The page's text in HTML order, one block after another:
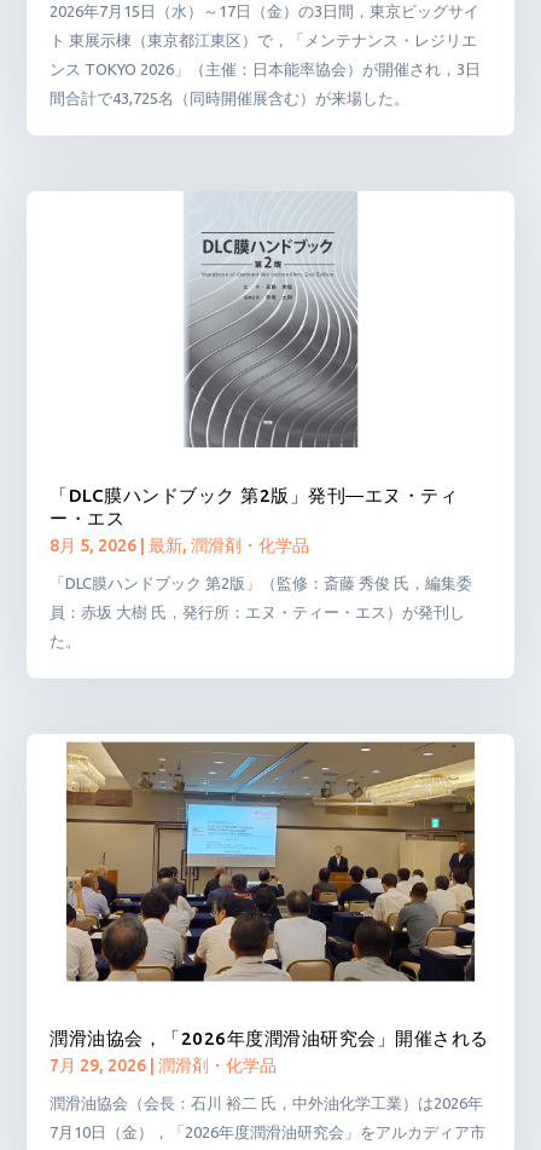
2026年7月15日（水）～17日（金）の3日間，東京ビッグサイ
ト 東展示棟（東京都江東区）で，「メンテナンス・レジリエ
ンス TOKYO 2026」（主催：日本能率協会）が開催され，3日
間合計で43,725名（同時開催展含む）が来場した。
「DLC膜ハンドブック 第2版」発刊―エヌ・ティ
ー・エス
8月 5, 2026 |最新,潤滑剤・化学品
「DLC膜ハンドブック 第2版」（監修：斎藤 秀俊 氏，編集委
員：赤坂 大樹 氏，発行所：エヌ・ティー・エス）が発刊し
た。
潤滑油協会，「2026年度潤滑油研究会」開催される
7月 29, 2026 |潤滑剤・化学品
潤滑油協会（会長：石川 裕二 氏，中外油化学工業）は2026年
7月10日（金），「2026年度潤滑油研究会」をアルカディア市